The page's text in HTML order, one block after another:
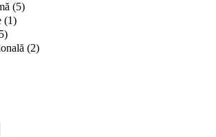
(5)
(1)
(2)